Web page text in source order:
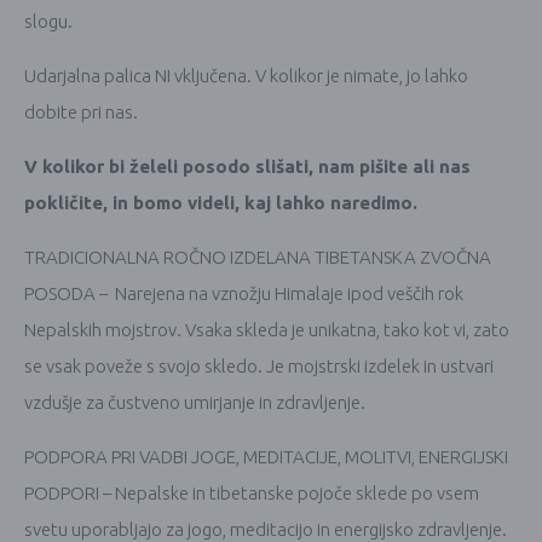
slogu.
Udarjalna palica NI vključena. V kolikor je nimate, jo lahko
dobite pri nas.
V kolikor bi želeli posodo slišati, nam pišite ali nas
pokličite, in bomo videli, kaj lahko naredimo.
TRADICIONALNA ROČNO IZDELANA TIBETANSKA ZVOČNA
POSODA – Narejena na vznožju Himalaje ipod veščih rok
Nepalskih mojstrov. Vsaka skleda je unikatna, tako kot vi, zato
se vsak poveže s svojo skledo. Je mojstrski izdelek in ustvari
vzdušje za čustveno umirjanje in zdravljenje.
PODPORA PRI VADBI JOGE, MEDITACIJE, MOLITVI, ENERGIJSKI
PODPORI – Nepalske in tibetanske pojoče sklede po vsem
svetu uporabljajo za jogo, meditacijo in energijsko zdravljenje.